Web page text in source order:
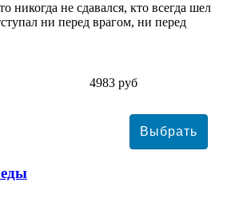
никогда не сдавался, кто всегда шел
ни перед врагом, ни перед
4983 руб